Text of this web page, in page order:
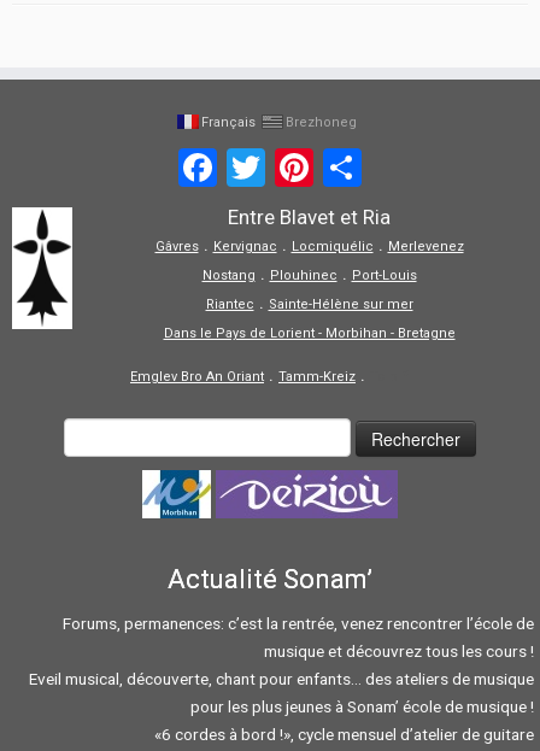
Français Brezhoneg
FacebookTwitter Pinterest
Entre Blavet et Ria
Gâvres. Kervignac . Locmiquélic . Merlevenez
Nostang . Plouhinec . Port-Louis
Riantec . Sainte-Hélène sur mer
Dans le Pays de Lorient - Morbihan - Bretagne
Emglev Bro An Oriant . Tamm-Kreiz .
Actualité Sonam’
Forums, permanences: c’est la rentrée, venez rencontrer l’école de
musique et découvrez tous les cours !
Eveil musical, découverte, chant pour enfants… des ateliers de musique
pour les plus jeunes à Sonam’ école de musique !
«6 cordes à bord !», cycle mensuel d’atelier de guitare